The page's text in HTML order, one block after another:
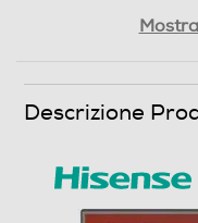
Risoluzione HD
Descrizione